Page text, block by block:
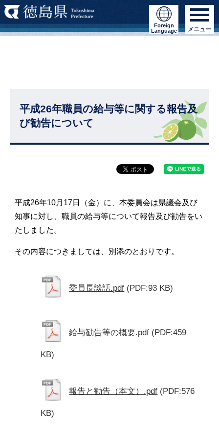
Foreign
Language
メニュー
平成26年職員の給与等に関する報告及
び勧告について
平成26年10月17日（金）に、本委員会は県議会及び
知事に対し、職員の給与等について報告及び勧告をい
たしました。
その内容につきましては、別添のとおりです。
委員長談話.pdf (PDF:93 KB)
給与勧告等の概要.pdf (PDF:459
KB)
報告と勧告（本文）.pdf (PDF:576
KB)